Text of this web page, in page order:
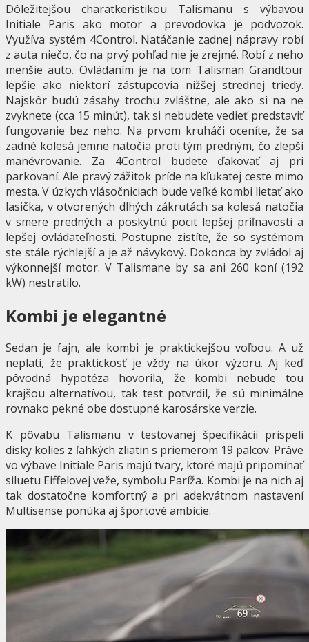
Dôležitejšou charatkeristikou Talismanu s výbavou
Initiale Paris ako motor a prevodovka je podvozok.
Využíva systém 4Control. Natáčanie zadnej nápravy robí
z auta niečo, čo na prvý pohľad nie je zrejmé. Robí z neho
menšie auto. Ovládaním je na tom Talisman Grandtour
lepšie ako niektorí zástupcovia nižšej strednej triedy.
Najskôr budú zásahy trochu zvláštne, ale ako si na ne
zvyknete (cca 15 minút), tak si nebudete vedieť predstaviť
fungovanie bez neho. Na prvom kruháči oceníte, že sa
zadné kolesá jemne natočia proti tým predným, čo zlepší
manévrovanie. Za 4Control budete ďakovať aj pri
parkovaní. Ale pravý zážitok príde na kľukatej ceste mimo
mesta. V úzkych vlásočniciach bude veľké kombi lietať ako
lasička, v otvorených dlhých zákrutách sa kolesá natočia
v smere predných a poskytnú pocit lepšej priľnavosti a
lepšej ovládateľnosti. Postupne zistíte, že so systémom
ste stále rýchlejší a je až návykový. Dokonca by zvládol aj
výkonnejší motor. V Talismane by sa ani 260 koní (192
kW) nestratilo.
Kombi je elegantné
Sedan je fajn, ale kombi je praktickejšou voľbou. A už
neplatí, že praktickosť je vždy na úkor výzoru. Aj keď
pôvodná hypotéza hovorila, že kombi nebude tou
krajšou alternatívou, tak test potvrdil, že sú minimálne
rovnako pekné obe dostupné karosárske verzie.
K pôvabu Talismanu v testovanej špecifikácii prispeli
disky kolies z ľahkých zliatin s priemerom 19 palcov. Práve
vo výbave Initiale Paris majú tvary, ktoré majú pripomínať
siluetu Eiffelovej veže, symbolu Paríža. Kombi je na nich aj
tak dostatočne komfortný a pri adekvátnom nastavení
Multisense ponúka aj športové ambície.